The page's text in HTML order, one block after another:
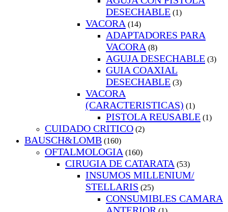
DESECHABLE (1)
VACORA (14)
ADAPTADORES PARA
VACORA (8)
AGUJA DESECHABLE (3)
GUIA COAXIAL
DESECHABLE (3)
VACORA
(CARACTERISTICAS) (1)
PISTOLA REUSABLE (1)
CUIDADO CRITICO (2)
BAUSCH&LOMB (160)
OFTALMOLOGIA (160)
CIRUGIA DE CATARATA (53)
INSUMOS MILLENIUM/
STELLARIS (25)
CONSUMIBLES CAMARA